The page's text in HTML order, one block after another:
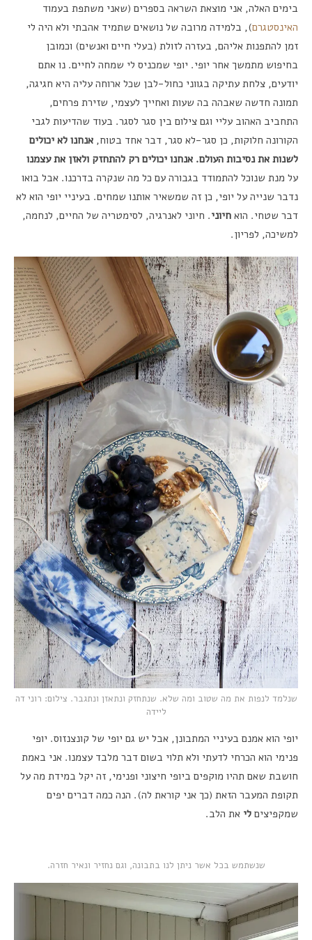
בימים האלה, אני מוצאת השראה בספרים (שאני משתפת בעמוד
האינסטגרם), בלמידה מרובה של נושאים שתמיד אהבתי ולא היה לי
זמן להתפנות אליהם, בעזרה לזולת (בעלי חיים ואנשים) וכמובן
בחיפוש מתמשך אחר יופי. יופי שמכניס לי שמחה לחיים. נו אתם
יודעים, צלחת עתיקה בגווני כחול-לבן שכל ארוחה עליה היא חגיגה,
תמונה חדשה שאבהה בה שעות ואחייך לעצמי, שזירת פרחים,
התחביב האהוב עליי וגם צילום בין סגר לסגר. בעוד שהדיעות לגבי
הקורונה חלוקות, כן סגר-לא סגר, דבר אחד בטוח, אנחנו לא יכולים
לשנות את נסיבות העולם. אנחנו יכולים רק להתחזק ולאזן את עצמנו
על מנת שנוכל להתמודד בגבורה עם כל מה שנקרה בדרכנו. אבל בואו
נדבר שנייה על יופי, כן זה שמשאיר אותנו שמחים. בעיניי יופי הוא לא
דבר שטחי. הוא חיוני. חיוני לאנרגיה, לסימטריה של החיים, לנחמה,
למשיכה, לפריון.
שנלמד לנפות את מה שטוב ומה שלא. שנתחזק ונתאזן ונתגבר. צילום: רוני דה
ליידה
יופי הוא אמנם בעיניי המתבונן, אבל יש גם יופי של קונצנזוס. יופי
פנימי הוא הכרחי לדעתי ולא תלוי בשום דבר מלבד עצמנו. אני באמת
חושבת שאם תהיו מוקפים ביופי חיצוני ופנימי, זה יקל במידת מה על
תקופת המעבר הזאת (כך אני קוראת לה). הנה כמה דברים יפים
שמקפיצים לי את הלב.
שנשתמש בכל אשר ניתן לנו בתבונה, וגם נחזיר ונאיר חזרה.